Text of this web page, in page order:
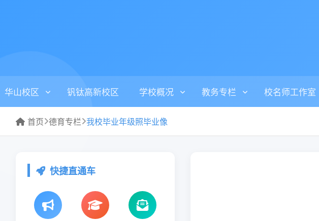
华山校区 钒钛高新校区 学校概况 教务专栏 校名师工作室
首页 德育专栏 我校毕业年级照毕业像
快捷直通车